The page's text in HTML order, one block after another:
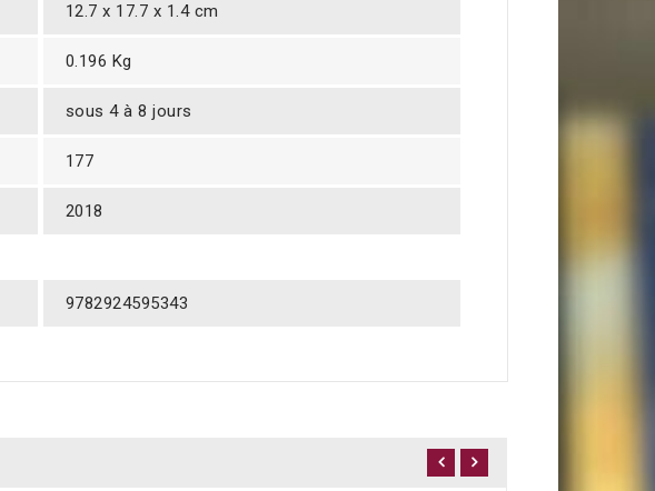
12.7 x 17.7 x 1.4 cm
0.196 Kg
sous 4 à 8 jours
177
2018
9782924595343